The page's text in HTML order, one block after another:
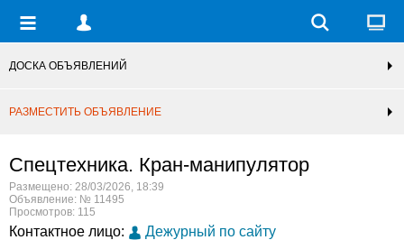
ДОСКА ОБЪЯВЛЕНИЙ
РАЗМЕСТИТЬ ОБЪЯВЛЕНИЕ
Спецтехника. Кран-манипулятор
Размещено: 28/03/2026, 18:39
Объявление: № 11495
Просмотров: 115
Контактное лицо: Дежурный по сайту